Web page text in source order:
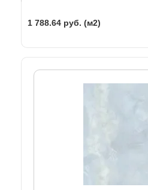
1 788.64 руб. (м2)